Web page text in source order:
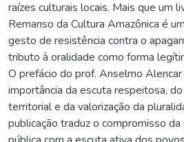
raízes culturais locais. Mais que um
Remanso da Cultura Amazônica é um
gesto de resistência contra o
tributo à oralidade como forma
O prefácio do prof. Anselmo
importância da escuta respeitosa,
territorial e da valorização da
publicação traduz o compromisso da